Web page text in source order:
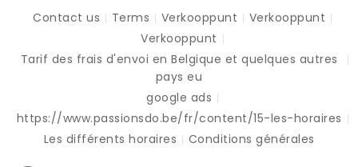
Contact us Terms Verkooppunt
Verkooppunt
Verkooppunt
Tarif des frais d'envoi en Belgique et quelques autres
pays eu
google ads
https://www.passionsdo.be/fr/content/15-les-horaires
Les différents horaires
Conditions générales